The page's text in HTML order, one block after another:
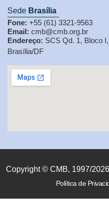
Sede Brasília
Fone: +55 (61) 3321-9563
Email: cmb@cmb.org.br
Endereço: SCS Qd. 1, Bloco
Brasília/DF
Copyright © CMB, 1997/
Política de